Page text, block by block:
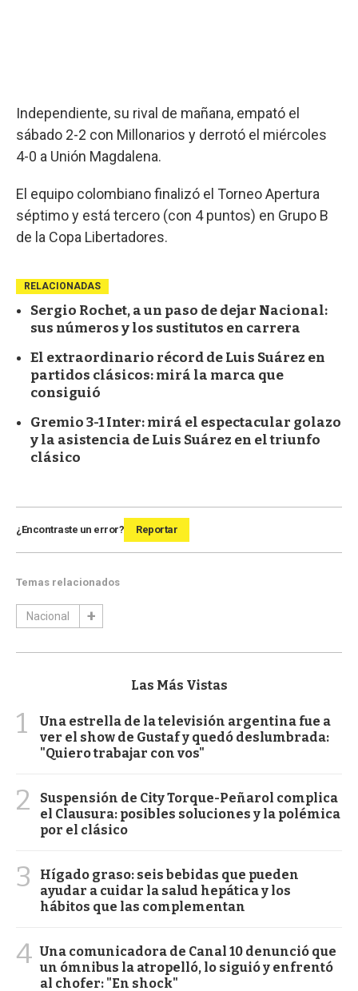
Independiente, su rival de mañana, empató el
sábado 2-2 con Millonarios y derrotó el miércoles
4-0 a Unión Magdalena.
El equipo colombiano finalizó el Torneo Apertura
séptimo y está tercero (con 4 puntos) en Grupo B
de la Copa Libertadores.
RELACIONADAS
Sergio Rochet, a un paso de dejar Nacional:
sus números y los sustitutos en carrera
El extraordinario récord de Luis Suárez en
partidos clásicos: mirá la marca que
consiguió
Gremio 3-1 Inter: mirá el espectacular golazo
y la asistencia de Luis Suárez en el triunfo
clásico
¿Encontraste un error? Reportar
Temas relacionados
Nacional
Las Más Vistas
1
Una estrella de la televisión argentina fue a
ver el show de Gustaf y quedó deslumbrada:
"Quiero trabajar con vos"
2
Suspensión de City Torque-Peñarol complica
el Clausura: posibles soluciones y la polémica
por el clásico
3
Hígado graso: seis bebidas que pueden
ayudar a cuidar la salud hepática y los
hábitos que las complementan
4 Una comunicadora de Canal 10 denunció que
un ómnibus la atropelló, lo siguió y enfrentó
al chofer: "En shock"